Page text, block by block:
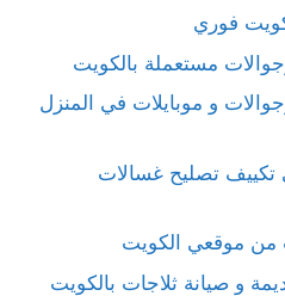
فوري
مستعملة بالكويت
و موبايلات في المنزل
تكييف تصليح غسالات
من موقعي الكويت
و صيانة ثلاجات بالكويت